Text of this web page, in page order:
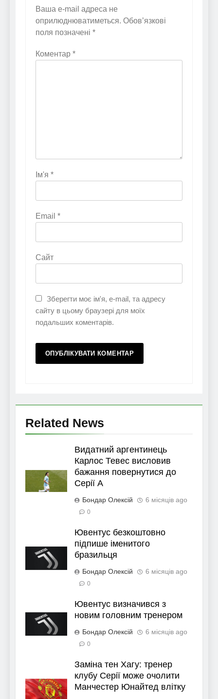
Ваша e-mail адреса не
оприлюднюватиметься. Обов’язкові
поля позначені *
Коментар *
Ім'я *
Email *
Сайт
Зберегти моє ім'я, e-mail, та адресу
сайту в цьому браузері для моїх
подальших коментарів.
Related News
Видатний аргентинець
Карлос Тевес висловив
бажання повернутися до
Серії А
Бондар Олексій 6 місяців ago
0
Ювентус безкоштовно
підпише іменитого
бразильця
Бондар Олексій 6 місяців ago
0
Ювентус визначився з
новим головним тренером
Бондар Олексій 6 місяців ago
0
Заміна тен Хагу: тренер
клубу Серії може очолити
Манчестер Юнайтед влітку